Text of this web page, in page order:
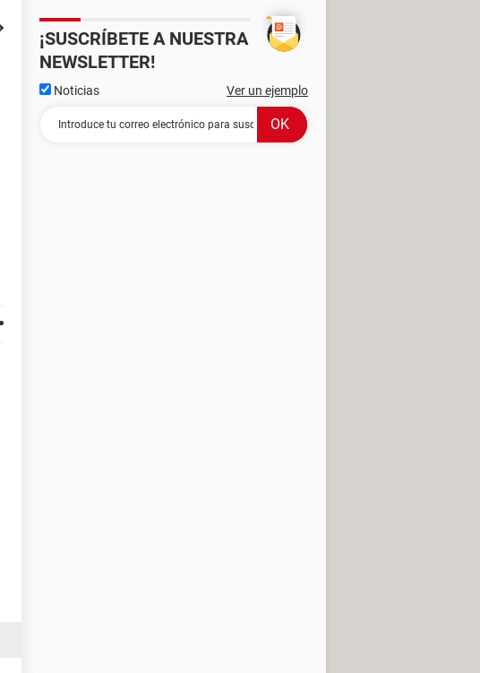
¡SUSCRÍBETE A NUESTRA
NEWSLETTER!
Noticias Ver un ejemplo